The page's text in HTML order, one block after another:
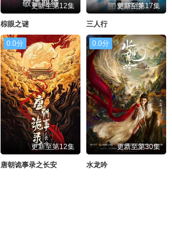
更新至第12集
棕眼之谜
更新至第17集
三人行
0.0分
更新至第12集
唐朝诡事录之长安
0.0分
更新至第30集
水龙吟